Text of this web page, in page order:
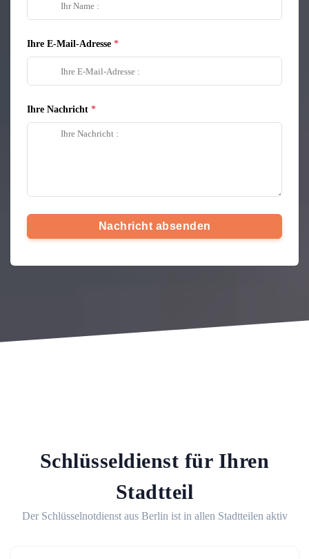
Ihre E-Mail-Adresse
Ihre Nachricht
Nachricht absenden
Schlüsseldienst für Ihren
Stadtteil
Der Schlüsselnotdienst aus Berlin ist in allen Stadtteilen aktiv